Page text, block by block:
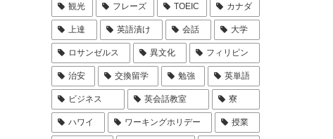
観光 フレーズ TOEIC カナダ
上達 英語漬け 会話 大学
ロサンゼルス 異文化 フィリピン
治安 交換留学 勉強 英単語
ビジネス 英会話教室 寮
ハワイ ワーキングホリデー 授業